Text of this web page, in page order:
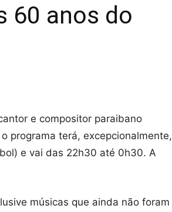
60 anos do
e compositor paraibano
programa terá, excepcionalmente,
e vai das 22h30 até 0h30. A
músicas que ainda não foram